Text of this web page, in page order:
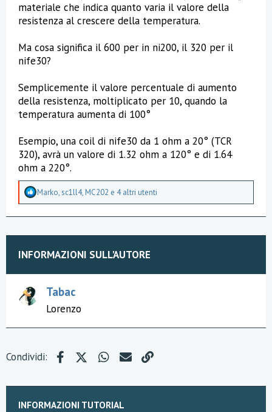
materiale che indica quanto varia il valore della
resistenza al crescere della temperatura.
Ma cosa significa il 600 per in ni200, il 320 per il
nife30?
Semplicemente il valore percentuale di aumento
della resistenza, moltiplicato per 10, quando la
temperatura aumenta di 100°
Esempio, una coil di nife30 da 1 ohm a 20° (TCR
320), avrà un valore di 1.32 ohm a 120° e di 1.64
ohm a 220°.
A
r
z
a
Marko,sc1ll4, MC202 e 4 altri utenti
INFORMAZIONI SULL'AUTORE
Tabac
Lorenzo
Condividi: FacebookX (Twitter)WhatsApp
e-mail
INFORMAZIONI TUTORIAL